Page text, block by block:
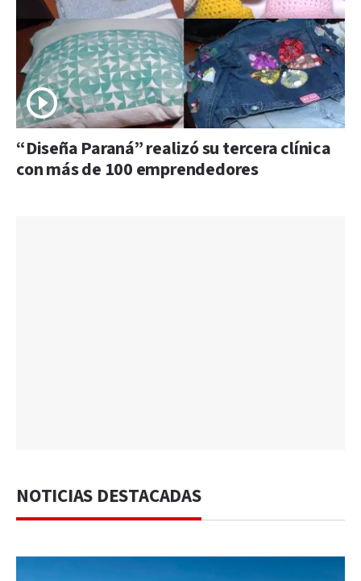
“Diseña Paraná” realizó su tercera clínica
con más de 100 emprendedores
NOTICIAS DESTACADAS